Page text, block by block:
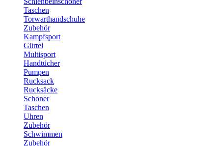
Taschen
Torwarthandschuhe
Zubehör
Kampfsport
Gürtel
Multisport
Handtücher
Pumpen
Rucksack
Rucksäcke
Schoner
Taschen
Uhren
Zubehör
Schwimmen
Zubehör